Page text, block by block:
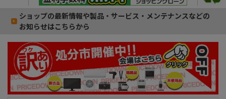
ショップの最新情報や製品・サービス・メンテナンスなどの
お知らせはこちらから